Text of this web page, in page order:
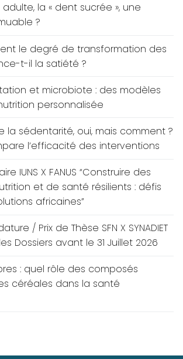
adulte, la « dent sucrée », une
?
le degré de transformation des
t-il la satiété ?
et microbiote : des modèles
personnalisée
la sédentarité, oui, mais comment ?
l’efficacité des interventions
IUNS X FANUS “Construire des
et de santé résilients : défis
africaines”
/ Prix de Thèse SFN X SYNADIET
Dossiers avant le 31 Juillet 2026
: quel rôle des composés
céréales dans la santé